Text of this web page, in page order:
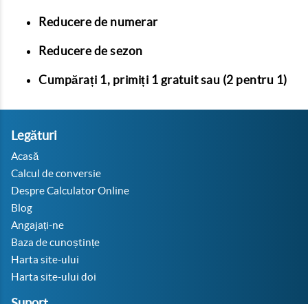
Reducere de numerar
Reducere de sezon
Cumpărați 1, primiți 1 gratuit sau (2 pentru 1)
Legături
Acasă
Calcul de conversie
Despre Calculator Online
Blog
Angajați-ne
Baza de cunoștințe
Harta site-ului
Harta site-ului doi